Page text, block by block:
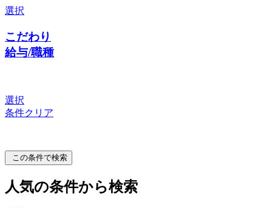
選択
こだわり
給与/職種
選択
条件クリア
この条件で検索
人気の条件から検索